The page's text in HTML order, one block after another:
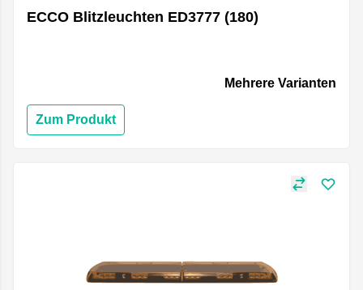
ECCO Blitzleuchten ED3777 (180)
Mehrere Varianten
Zum Produkt